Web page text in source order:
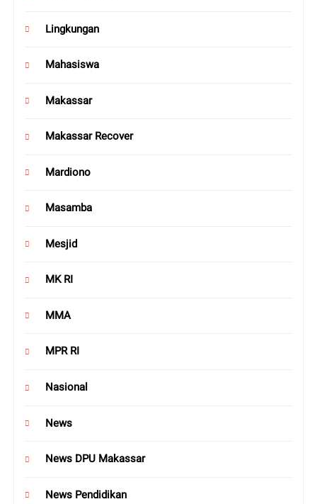
Lingkungan
Mahasiswa
Makassar
Makassar Recover
Mardiono
Masamba
Mesjid
MK RI
MMA
MPR RI
Nasional
News
News DPU Makassar
News Pendidikan